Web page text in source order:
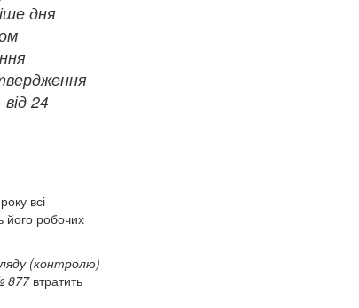
дня
24
всі
його робочих
(контролю)
877втратить